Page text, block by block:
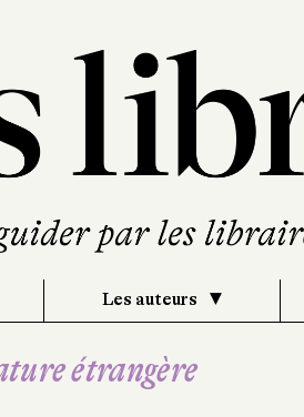
Les auteurs
étrangère